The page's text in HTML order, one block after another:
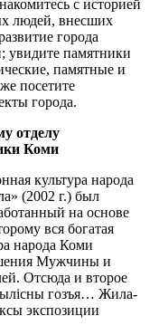
с историей
людей, внесших
города
увидите памятники
памятные и
посетите
города.
отделу
Коми
культура народа
(2002 г.) был
на основе
вся богатая
народа Коми
Мужчины и
Отсюда и второе
гозъя… Жила-
экспозиции